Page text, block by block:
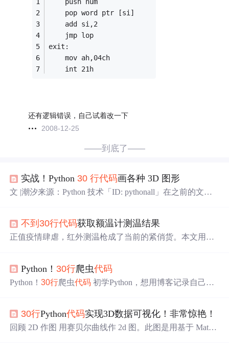
    push num
    pop word ptr [si]
    add si,2
    jmp lop
exit:
    mov ah,04ch
    int 21h
还有逻辑错误，自己试着改一下
2008-12-25
——到底了——
实战！Python 30 行代码画各种 3D 图形
文 |潮汐来源：Python 技术「ID: pythonall」在之前的文章
不到 30行代码获取额温计测温结果
正值疫情肆虐，红外测温枪成了当前的紧俏货。本文用 不
yboard 也可以是rtthread开发板上运
境，如潘多拉开发板、W601开发板等等 MLX9061X红外
Python！ 30行爬虫代码
Python！30行爬虫代码 初学Python，想用博客记录自己的
说，先介绍一下爬虫： 爬虫即是一段能够自动的批量的采
集（下载）我们所需要的网络资源！（该资源可以是图
30行Python代码实现3D数据可视化！非常惊艳！
回顾 2D 作图 用赛贝尔曲线作 2d 图。此图是用基于 Matplo